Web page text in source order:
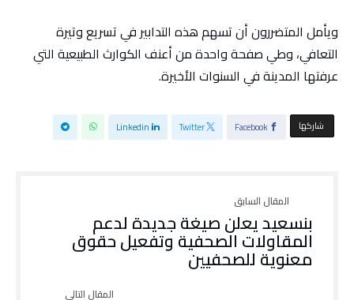
ويأمل المتضررون أن تسهم هذه التدابير في تسريع وتيرة
التعافي، وطي صفحة واحدة من أعنف الكوارث الطبيعية التي
عرفتها المدينة في السنوات الأخيرة.
‫‫ شاركها‬ Facebook
Twitter
Linkedin
بنسعيد يعلن صيغة جديدة لدعم
المقاولات الصحفية وتفعيل حقوق
معنوية للصحفيين